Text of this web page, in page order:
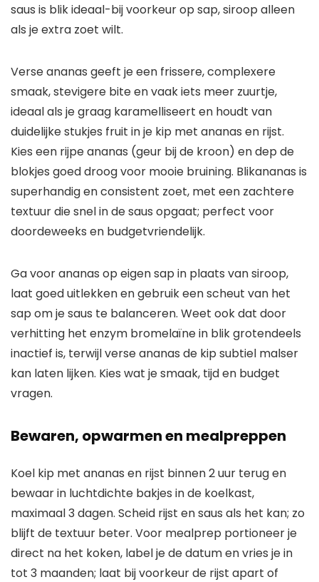
saus is blik ideaal-bij voorkeur op sap, siroop alleen
als je extra zoet wilt.
Verse ananas geeft je een frissere, complexere
smaak, stevigere bite en vaak iets meer zuurtje,
ideaal als je graag karamelliseert en houdt van
duidelijke stukjes fruit in je kip met ananas en rijst.
Kies een rijpe ananas (geur bij de kroon) en dep de
blokjes goed droog voor mooie bruining. Blikananas is
superhandig en consistent zoet, met een zachtere
textuur die snel in de saus opgaat; perfect voor
doordeweeks en budgetvriendelijk.
Ga voor ananas op eigen sap in plaats van siroop,
laat goed uitlekken en gebruik een scheut van het
sap om je saus te balanceren. Weet ook dat door
verhitting het enzym bromelaïne in blik grotendeels
inactief is, terwijl verse ananas de kip subtiel malser
kan laten lijken. Kies wat je smaak, tijd en budget
vragen.
Bewaren, opwarmen en mealpreppen
Koel kip met ananas en rijst binnen 2 uur terug en
bewaar in luchtdichte bakjes in de koelkast,
maximaal 3 dagen. Scheid rijst en saus als het kan; zo
blijft de textuur beter. Voor mealprep portioneer je
direct na het koken, label je de datum en vries je in
tot 3 maanden; laat bij voorkeur de rijst apart of